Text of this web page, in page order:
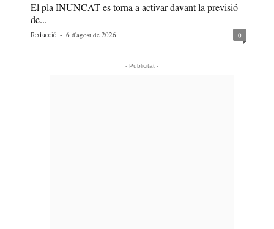
El pla INUNCAT es torna a activar davant la previsió
de...
Redacció - 6 d'agost de 2026 0
- Publicitat -